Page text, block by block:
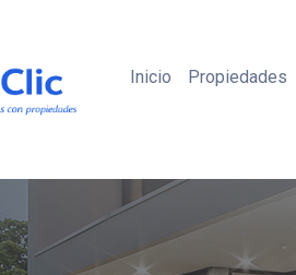
Inicio Propiedades